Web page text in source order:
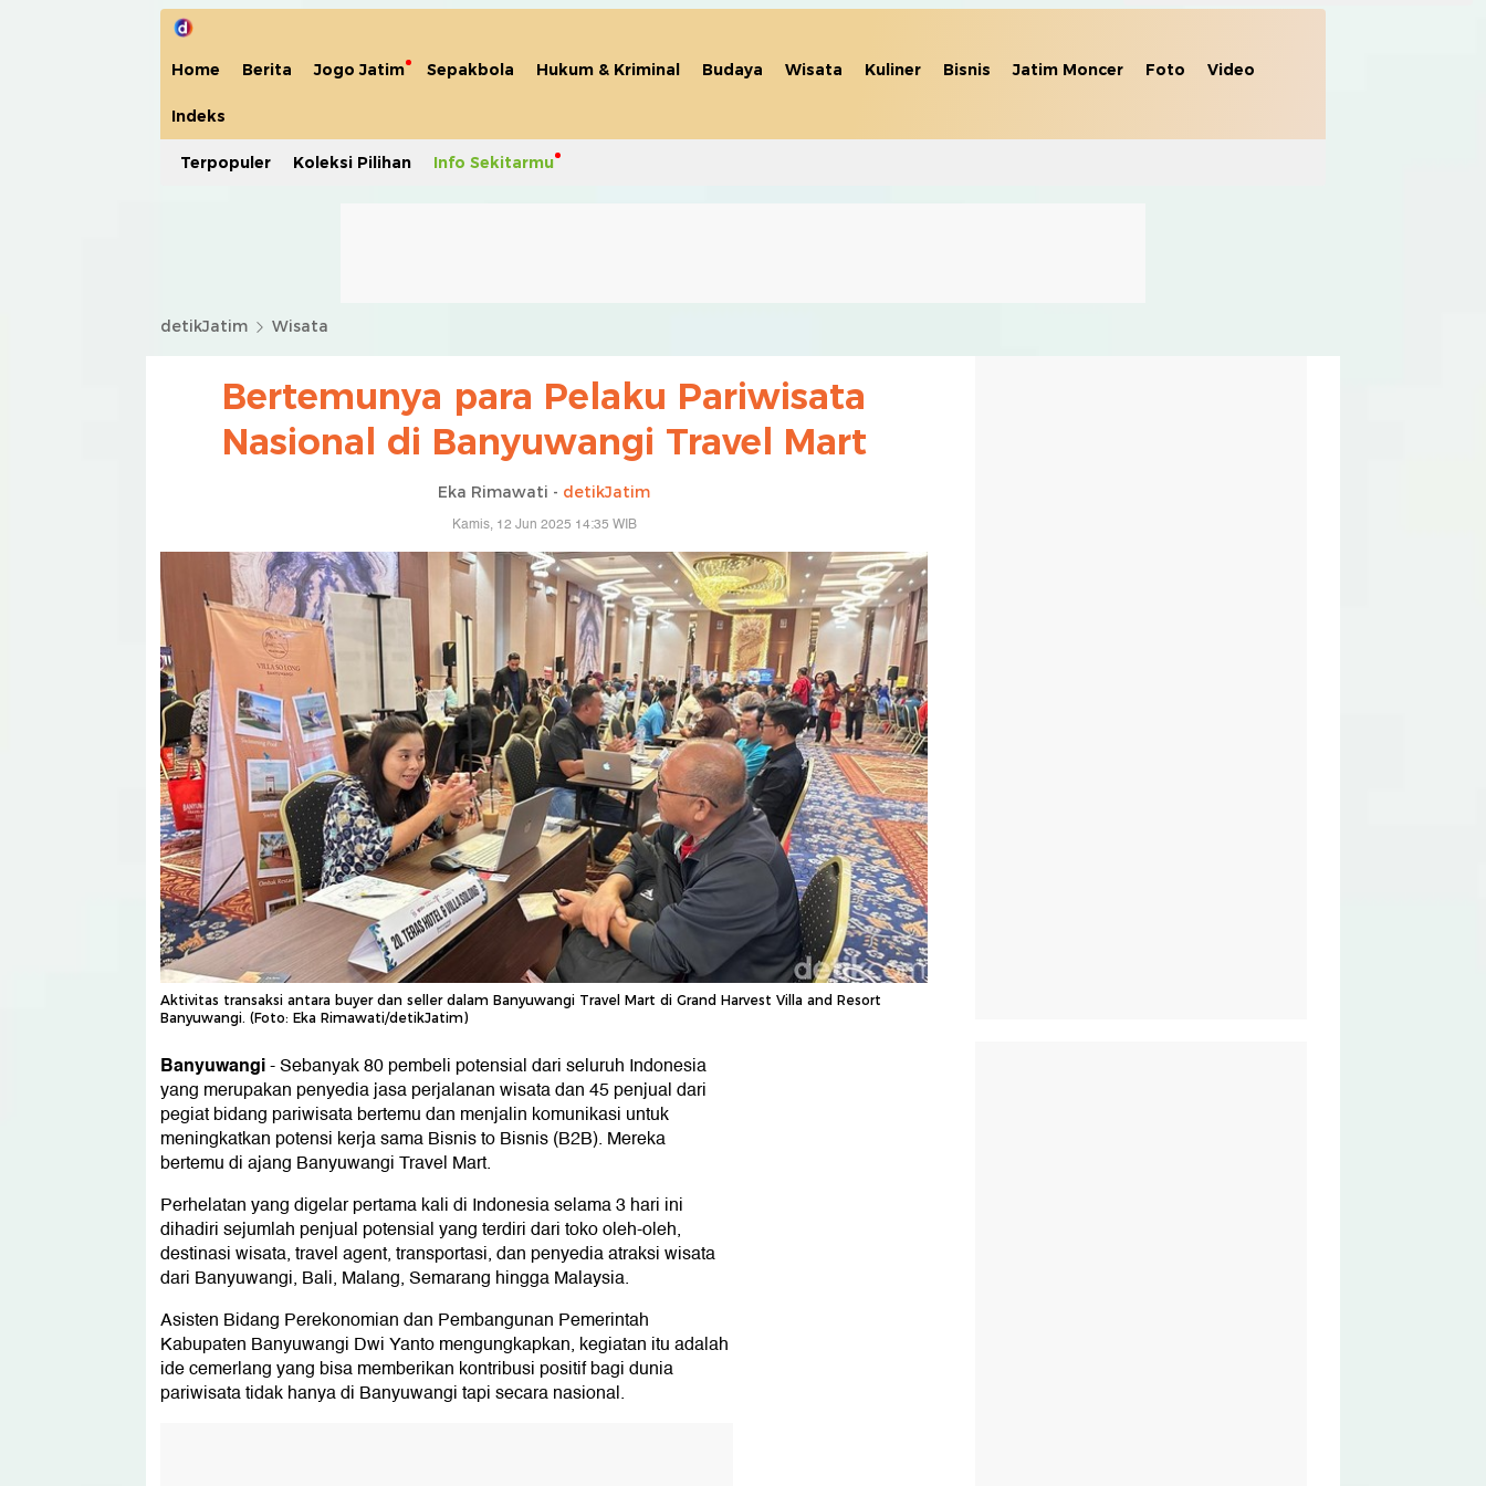
Home Berita Jogo Jatim Sepakbola Hukum & Kriminal Budaya Wisata Kuliner Bisnis Jatim Moncer Foto Video
Indeks
Terpopuler Koleksi Pilihan Info Sekitarmu
detikJatim Wisata
Bertemunya para Pelaku Pariwisata
Nasional di Banyuwangi Travel Mart
Eka Rimawati - detikJatim
Kamis, 12 Jun 2025 14:35 WIB
Aktivitas transaksi antara buyer dan seller dalam Banyuwangi Travel Mart di Grand Harvest Villa and Resort
Banyuwangi. (Foto: Eka Rimawati/detikJatim)
Banyuwangi-Sebanyak 80 pembeli potensial dari seluruh Indonesia
yang merupakan penyedia jasa perjalanan wisata dan 45 penjual dari
pegiat bidang pariwisata bertemu dan menjalin komunikasi untuk
meningkatkan potensi kerja sama Bisnis to Bisnis (B2B). Mereka
bertemu di ajang Banyuwangi Travel Mart.
Perhelatan yang digelar pertama kali di Indonesia selama 3 hari ini
dihadiri sejumlah penjual potensial yang terdiri dari toko oleh-oleh,
destinasi wisata, travel agent, transportasi, dan penyedia atraksi wisata
dari Banyuwangi, Bali, Malang, Semarang hingga Malaysia.
Asisten Bidang Perekonomian dan Pembangunan Pemerintah
Kabupaten Banyuwangi Dwi Yanto mengungkapkan, kegiatan itu adalah
ide cemerlang yang bisa memberikan kontribusi positif bagi dunia
pariwisata tidak hanya di Banyuwangi tapi secara nasional.